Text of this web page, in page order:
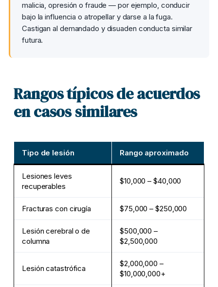
malicia, opresión o fraude — por ejemplo, conducir
bajo la influencia o atropellar y darse a la fuga.
Castigan al demandado y disuaden conducta similar
futura.
Rangos típicos de acuerdos
en casos similares
Tipo de lesión Rango aproximado
Lesiones leves
recuperables
$10,000 – $40,000
Fracturas con cirugía $75,000 – $250,000
Lesión cerebral o de
columna
$500,000 –
$2,500,000
Lesión catastrófica
$2,000,000 –
$10,000,000+